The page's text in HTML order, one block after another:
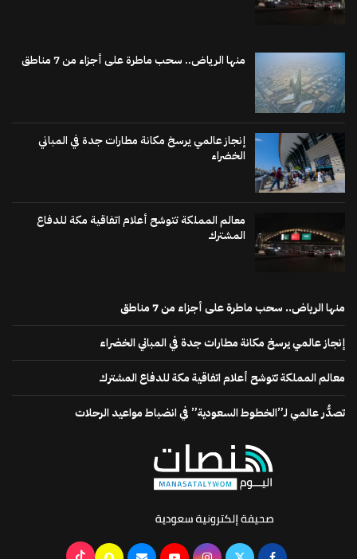
منها الرياض.. سحب ماطرة على أجزاء من 7 مناطق
إنجاز عالمي يرسخ مكانة مطارات جدة في المباني
الخضراء
معالم المملكة تتوشح أعلام اتفاقية مكة للدفاع
المشترك
منها الرياض.. سحب ماطرة على أجزاء من 7 مناطق
إنجاز عالمي يرسخ مكانة مطارات جدة في المباني الخضراء
معالم المملكة تتوشح أعلام اتفاقية مكة للدفاع المشترك
تصدُّر عالمي لـ”الخطوط السعودية” في انضباط مواعيد الرحلات